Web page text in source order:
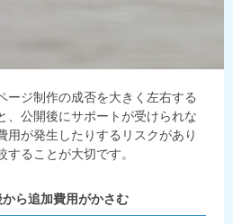
ージ制作の成否を大きく左右する
、公開後にサポートが受けられな
用が発生したりするリスクがあり
することが大切です。
ら追加費用がかさむ